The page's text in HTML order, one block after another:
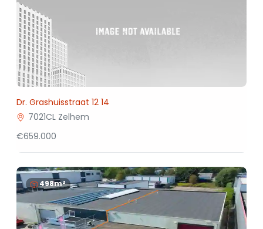
Dr. Grashuisstraat 12 14
7021CL Zelhem
€659.000
498m²